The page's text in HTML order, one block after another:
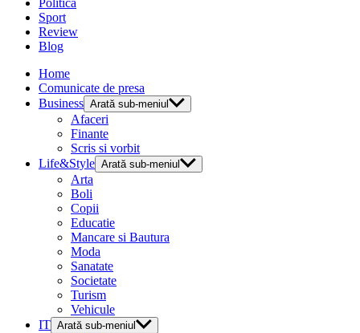
Politica
Sport
Review
Blog
Home
Comunicate de presa
Business Arată sub-meniul
Afaceri
Finante
Scris si vorbit
Life&Style Arată sub-meniul
Arta
Boli
Copii
Educatie
Mancare si Bautura
Moda
Sanatate
Societate
Turism
Vehicule
IT Arată sub-meniul